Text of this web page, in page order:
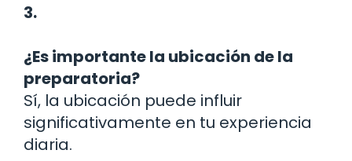
3.
¿Es importante la ubicación de la
preparatoria?
Sí, la ubicación puede influir
significativamente en tu experiencia
diaria.